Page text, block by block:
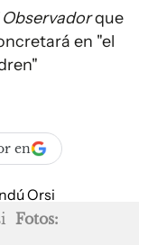
Observadorque
en "el
en
Fotos: